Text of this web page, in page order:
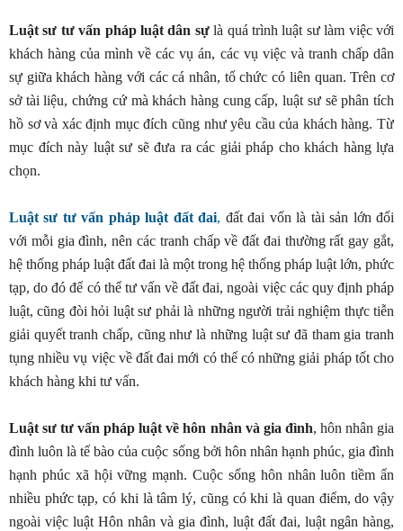
Luật sư tư vấn pháp luật dân sựlà quá trình luật sư làm việc với
khách hàng của mình về các vụ án, các vụ việc và tranh chấp dân
sự giữa khách hàng với các cá nhân, tổ chức có liên quan. Trên cơ
sở tài liệu, chứng cứ mà khách hàng cung cấp, luật sư sẽ phân tích
hồ sơ và xác định mục đích cũng như yêu cầu của khách hàng. Từ
mục đích này luật sư sẽ đưa ra các giải pháp cho khách hàng lựa
chọn.
Luật sư tư vấn pháp luật đất đai, đất đai vốn là tài sản lớn đối
với mỗi gia đình, nên các tranh chấp về đất đai thường rất gay gắt,
hệ thống pháp luật đất đai là một trong hệ thống pháp luật lớn, phức
tạp, do đó để có thể tư vấn về đất đai, ngoài việc các quy định pháp
luật, cũng đòi hỏi luật sư phải là những người trải nghiệm thực tiễn
giải quyết tranh chấp, cũng như là những luật sư đã tham gia tranh
tụng nhiều vụ việc về đất đai mới có thể có những giải pháp tốt cho
khách hàng khi tư vấn.
Luật sư tư vấn pháp luật về hôn nhân và gia đình, hôn nhân gia
đình luôn là tế bào của cuộc sống bởi hôn nhân hạnh phúc, gia đình
hạnh phúc xã hội vững mạnh. Cuộc sống hôn nhân luôn tiềm ẩn
nhiều phức tạp, có khi là tâm lý, cũng có khi là quan điểm, do vậy
ngoài việc luật Hôn nhân và gia đình, luật đất đai, luật ngân hàng,